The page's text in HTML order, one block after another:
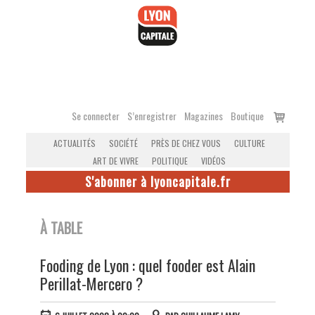
Se connecter S’enregistrer Magazines Boutique
Voir
ACTUALITÉS SOCIÉTÉ PRÈS DE CHEZ VOUS
CULTURE
ART DE VIVRE
POLITIQUE VIDÉOS
S'abonner à lyoncapitale.fr
À TABLE
Fooding de Lyon : quel fooder est Alain
Perillat-Mercero ?